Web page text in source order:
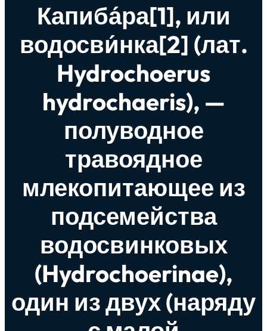
Капиба́ра[1], или
водосви́нка[2] (лат.
Hydrochoerus
hydrochaeris), —
полуводное
травоядное
млекопитающее из
подсемейства
водосвинковых
(Hydrochoerinae),
один из двух (наряду